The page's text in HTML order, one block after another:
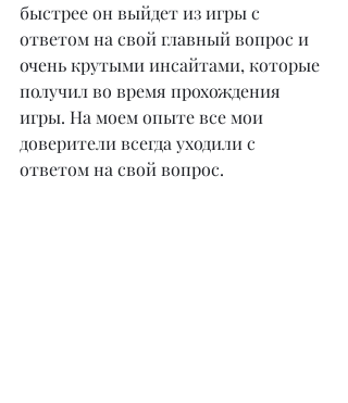
быстрее он выйдет из игры с
ответом на свой главный вопрос и
очень крутыми инсайтами, которые
получил во время прохождения
игры. На моем опыте все мои
доверители всегда уходили с
ответом на свой вопрос.